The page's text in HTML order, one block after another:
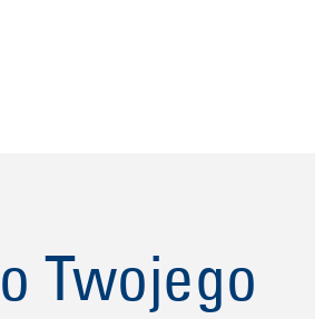
Twojego